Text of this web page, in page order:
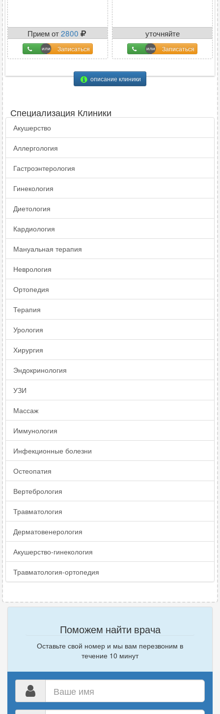
Прием от2800
Записаться
уточняйте
Записаться
описание клиники
Специализация Клиники
Акушерство
Аллергология
Гастроэнтерология
Гинекология
Диетология
Кардиология
Мануальная терапия
Неврология
Ортопедия
Терапия
Урология
Хирургия
Эндокринология
УЗИ
Массаж
Иммунология
Инфекционные болезни
Остеопатия
Вертебрология
Травматология
Дерматовенерология
Акушерство-гинекология
Травматология-ортопедия
Поможем найти врача
Оставьте свой номер и мы вам перезвоним в
течение 10 минут